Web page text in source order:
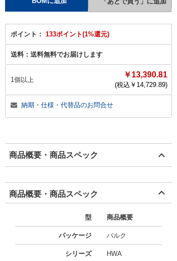
ポイント： 133ポイント(1%還元)
送料： 送料無料でお届けします
1個以上
￥13,390.81
(税込￥ 14,729.89)
納期・仕様・代替品のお問合せ
商品概要・商品スペック
商品概要・商品スペック
型 商品概要
パッケージ バルク
シリーズ HWA